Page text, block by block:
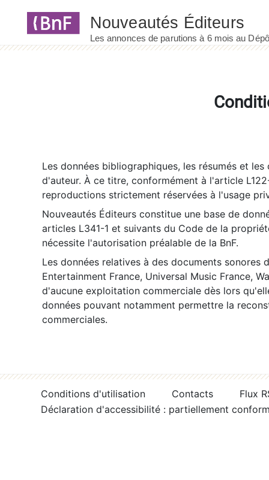
Les données bibliographiques, les résumés et
d'auteur. À ce titre, conformément à l'article
reproductions strictement réservées à l'usage
Nouveautés Éditeurs constitue une base de
articles L341-1 et suivants du Code de la
nécessite l'autorisation préalable de la BnF.
Les données relatives à des documents sonores
Entertainment France, Universal Music France,
d'aucune exploitation commerciale dès lors
données pouvant notamment permettre la
commerciales.
Conditions d'utilisation Contacts
Flux
Déclaration d'accessibilité : partiellement